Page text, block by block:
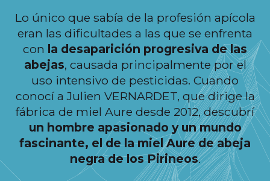
Lo único que sabía de la profesión apícola
eran las dificultades a las que se enfrenta
con la desaparición progresiva de las
abejas, causada principalmente por el
uso intensivo de pesticidas. Cuando
conocí a Julien VERNARDET, que dirige la
fábrica de miel Aure desde 2012, descubrí
un hombre apasionado y un mundo
fascinante, el de la miel Aure de abeja
negra de los Pirineos.